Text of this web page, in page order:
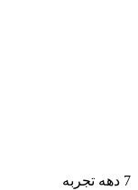
7 دهه تجربه